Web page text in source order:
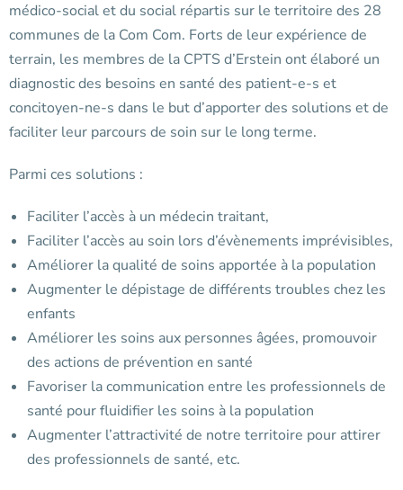
médico-social et du social répartis sur le territoire des 28
communes de la Com Com. Forts de leur expérience de
terrain, les membres de la CPTS d’Erstein ont élaboré un
diagnostic des besoins en santé des patient-e-s et
concitoyen-ne-s dans le but d’apporter des solutions et de
faciliter leur parcours de soin sur le long terme.
Parmi ces solutions :
Faciliter l’accès à un médecin traitant,
Faciliter l’accès au soin lors d’évènements imprévisibles,
Améliorer la qualité de soins apportée à la population
Augmenter le dépistage de différents troubles chez les
enfants
Améliorer les soins aux personnes âgées, promouvoir
des actions de prévention en santé
Favoriser la communication entre les professionnels de
santé pour fluidifier les soins à la population
Augmenter l’attractivité de notre territoire pour attirer
des professionnels de santé, etc.